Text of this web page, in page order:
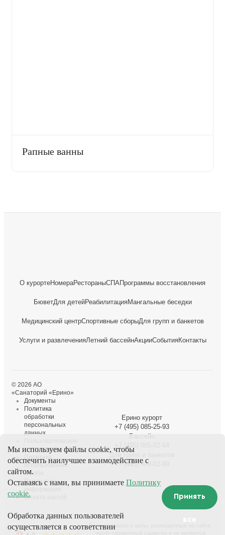
Рапные ванны
О курортеНомераРестораныСПАПрограммы восстановления
БюветДля детейРеабилитацияМангальные беседки
Медицинский центрСпортивные сборыДля групп и банкетов
Услуги и развлеченияЛетний бассейнАкцииСобытияКонтакты
© 2026 АО
«Санаторий «Ерино»
Документы
Политика
обработки
персональных
данных
соглашение
использования
Cookie
Раскрытие
информации
Оплата картой
Ерино курорт
+7 (495) 085-25-93
Бассейн
+7 (495) 085-02-64
Для групп и банкетов
+7 (495) 489-02-99
Все материалы и цены, размещенные на сайте,
Мы используем файлы cookie, чтобы
обеспечить наилучшее взаимодействие с
сайтом.
Оставаясь с нами, вы принимаете Политику
cookie.
Обработка данных пользователей
осуществляется в соответствии
Принять